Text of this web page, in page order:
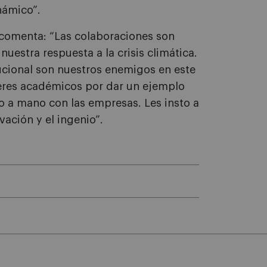
“Las colaboraciones son
respuesta a la crisis climática.
son nuestros enemigos en este
académicos por dar un ejemplo
mano con las empresas. Les insto a
y el ingenio”.